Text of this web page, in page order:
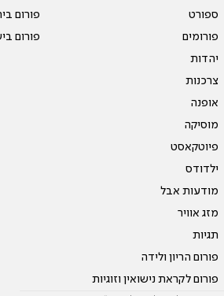
ספורט
פורומים
יהדות
צרכנות
אופנה
מוסיקה
פיוטקאסט
ילדודס
מודעות אבל
מזג אוויר
תגיות
פורום הריון ולידה
פורום לקראת נישואין וזוגיות
פורום
פורום